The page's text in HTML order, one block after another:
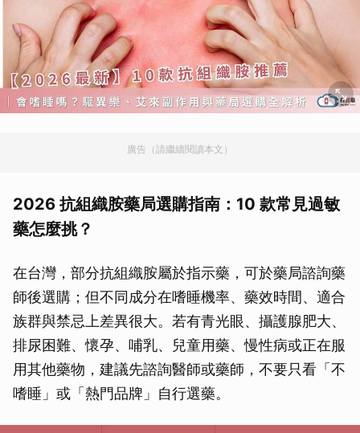
廣告（請繼續閱讀本文）
2026 抗組織胺藥局選購指南：10 款常見過敏
藥怎麼挑？
在台灣，部分抗組織胺屬於指示藥，可於藥局諮詢藥
師後選購；但不同成分在嗜睡機率、藥效時間、適合
族群與禁忌上差異很大。若有青光眼、攝護腺肥大、
排尿困難、懷孕、哺乳、兒童用藥、慢性病或正在服
用其他藥物，建議先諮詢醫師或藥師，不要只看「不
嗜睡」或「熱門品牌」自行選藥。